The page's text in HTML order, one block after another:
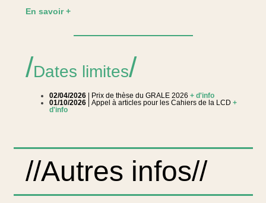
En savoir +
/Dates limites/
02/04/2026 | Prix de thèse du GRALE 2026 + d'info
01/10/2026
| Appel à articles pour les Cahiers de la LCD +
d'info
//Autres infos//